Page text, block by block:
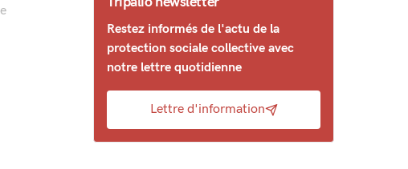
Restez informés de l'actu de la
protection sociale collective avec
notre lettre quotidienne
Lettre d'information